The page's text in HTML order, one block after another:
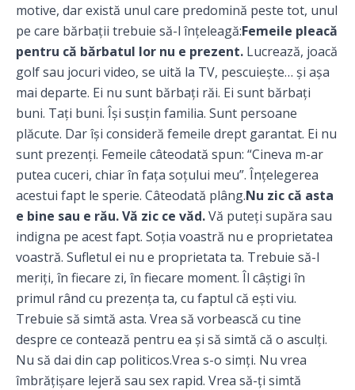
motive, dar există unul care predomină peste tot, unul
pe care bărbații trebuie să-l înțeleagă:Femeile pleacă
pentru că bărbatul lor nu e prezent. Lucrează, joacă
golf sau jocuri video, se uită la TV, pescuiește… și așa
mai departe. Ei nu sunt bărbați răi. Ei sunt bărbați
buni. Tați buni. Își susțin familia. Sunt persoane
plăcute. Dar își consideră femeile drept garantat. Ei nu
sunt prezenți. Femeile câteodată spun: “Cineva m-ar
putea cuceri, chiar în fața soțului meu”. Înțelegerea
acestui fapt le sperie. Câteodată plâng.Nu zic că asta
e bine sau e rău. Vă zic ce văd.Vă puteți supăra sau
indigna pe acest fapt. Soția voastră nu e proprietatea
voastră. Sufletul ei nu e proprietata ta. Trebuie să-l
meriți, în fiecare zi, în fiecare moment. Îl câștigi în
primul rând cu prezența ta, cu faptul că ești viu.
Trebuie să simtă asta. Vrea să vorbească cu tine
despre ce contează pentru ea și să simtă că o asculți.
Nu să dai din cap politicos.Vrea s-o simți. Nu vrea
îmbrățișare lejeră sau sex rapid. Vrea să-ți simtă